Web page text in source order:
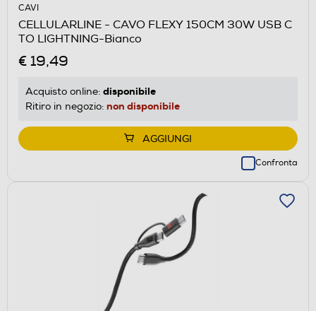
CAVI
CELLULARLINE - CAVO FLEXY 150CM 30W USB C
TO LIGHTNING-Bianco
€ 19,49
Acquisto online: disponibile
Ritiro in negozio: non disponibile
AGGIUNGI
Confronta